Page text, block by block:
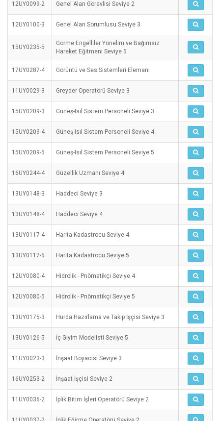
12UY0099-2 Genel Alan Görevlisi Seviye 2
12UY0100-3 Genel Alan Sorumlusu Seviye 3
15UY0235-5
Görme Engelliler Yönelim ve Bağımsız
Hareket Eğitmeni Seviye 5
17UY0287-4 Görüntü ve Ses Sistemleri Elemanı
11UY0029-3 Greyder Operatörü Seviye 3
15UY0209-3 Güneş-Isıl Sistem Personeli Seviye 3
15UY0209-4 Güneş-Isıl Sistem Personeli Seviye 4
15UY0209-5 Güneş-Isıl Sistem Personeli Seviye 5
16UY0244-4 Güzellik Uzmanı Seviye 4
13UY0148-3 Haddeci Seviye 3
13UY0148-4 Haddeci Seviye 4
13UY0117-4 Harita Kadastrocu Seviye 4
13UY0117-5 Harita Kadastrocu Seviye 5
12UY0080-4 Hidrolik - Pnömatikçi Seviye 4
12UY0080-5 Hidrolik - Pnömatikçi Seviye 5
13UY0175-3 Hurda Hazırlama ve Takip İşçisi Seviye 3
13UY0126-5 İç Giyim Modelisti Seviye 5
11UY0023-3 İnşaat Boyacısı Seviye 3
16UY0253-2 İnşaat İşçisi Seviye 2
11UY0036-2 İplik Bitim İşleri Operatörü Seviye 2